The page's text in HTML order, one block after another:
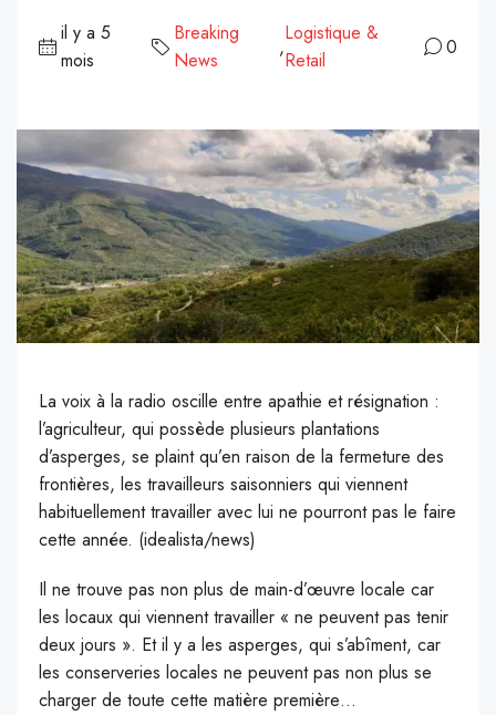
il y a 5
mois
Breaking
News
,
Logistique &
Retail
0
La voix à la radio oscille entre apathie et résignation :
l’agriculteur, qui possède plusieurs plantations
d’asperges, se plaint qu’en raison de la fermeture des
frontières, les travailleurs saisonniers qui viennent
habituellement travailler avec lui ne pourront pas le faire
cette année. (idealista/news)
Il ne trouve pas non plus de main-d’œuvre locale car
les locaux qui viennent travailler « ne peuvent pas tenir
deux jours ». Et il y a les asperges, qui s’abîment, car
les conserveries locales ne peuvent pas non plus se
charger de toute cette matière première…